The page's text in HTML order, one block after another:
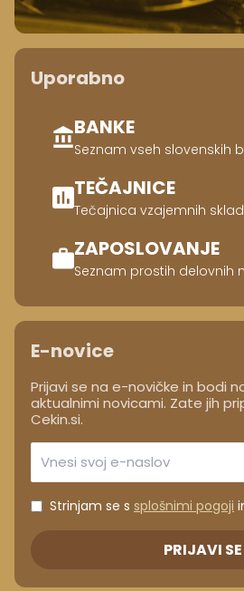
Uporabno
BANKE
Seznam vseh slovenskih
TEČAJNICE
Tečajnica vzajemnih
ZAPOSLOVANJE
Seznam prostih delovnih
E-novice
Prijavi se na e-novičke in bodi
aktualnimi novicami. Zate jih
Cekin.si.
Strinjam se s splošnimi pogoji
PRIJAVI SE